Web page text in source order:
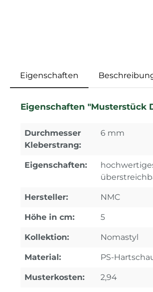
Eigenschaften
Eigenschaften "Musterstück
Durchmesser
Kleberstrang:
6 mm
Eigenschaften:
Hersteller: NMC
Höhe in cm: 5
Kollektion: Nomastyl
Material: PS-
Musterkosten: 2,94